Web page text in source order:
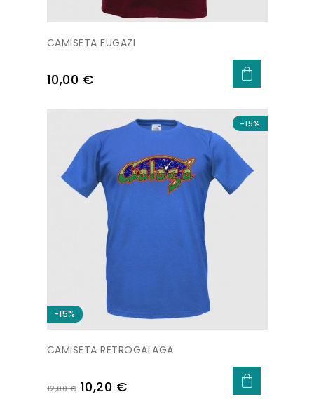
CAMISETA FUGAZI
Precio
10,00 €
-15%
-15%
CAMISETA RETROGALAGA
Precio
12,00 € Precio
10,20 €